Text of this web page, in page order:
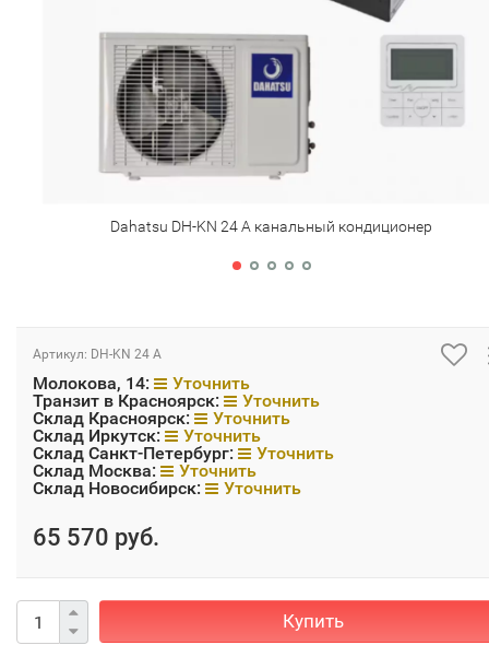
Dahatsu DH-KN 24 А канальный кондиционер
Артикул: DH-KN 24 А
Молокова, 14:
Уточнить
Транзит в Красноярск:
Уточнить
Склад Красноярск:
Уточнить
Склад Иркутск:
Уточнить
Склад Санкт-Петербург:
Уточнить
Склад Москва:
Уточнить
Склад Новосибирск:
Уточнить
65 570 руб.
Купить